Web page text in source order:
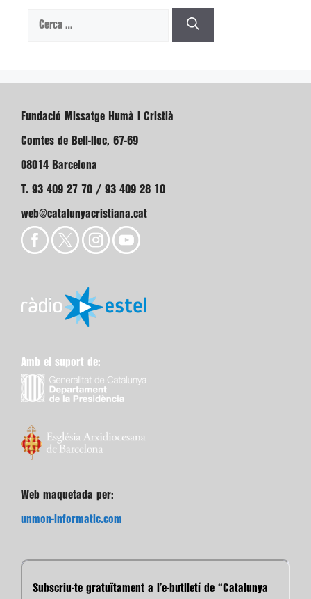
Cerca:
Fundació Missatge Humà i Cristià
Comtes de Bell-lloc, 67-69
08014 Barcelona
T. 93 409 27 70 / 93 409 28 10
web@catalunyacristiana.cat
Amb el suport de:
Web maquetada per:
unmon-informatic.com
Subscriu-te gratuïtament a l’e-butlletí de “Catalunya